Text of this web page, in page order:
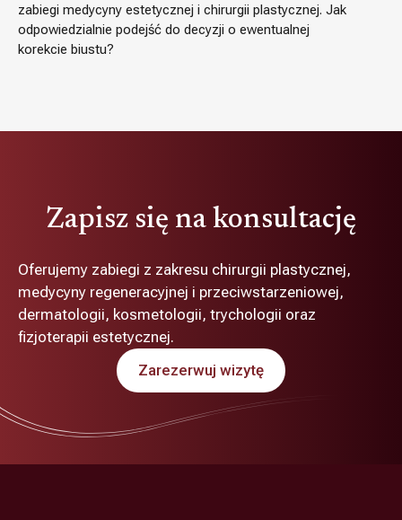
zabiegi medycyny estetycznej i chirurgii plastycznej. Jak
odpowiedzialnie podejść do decyzji o ewentualnej
korekcie biustu?
Zapisz się na konsultację
Oferujemy zabiegi z zakresu chirurgii plastycznej,
medycyny regeneracyjnej i przeciwstarzeniowej,
dermatologii, kosmetologii, trychologii oraz
fizjoterapii estetycznej.
Zarezerwuj wizytę